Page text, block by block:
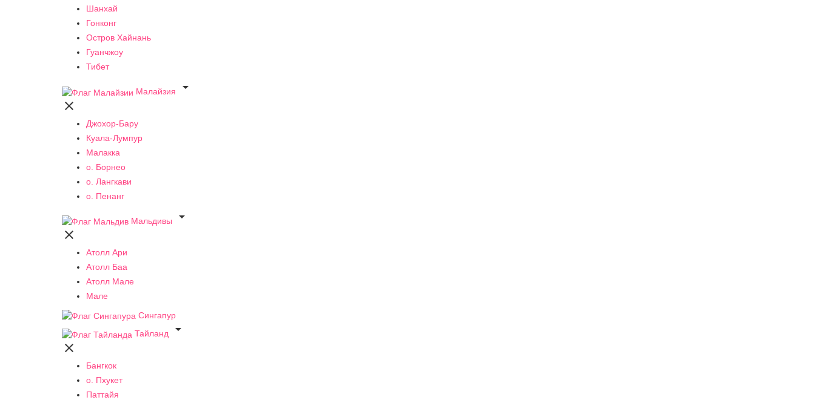
Шанхай
Гонконг
Остров Хайнань
Гуанчжоу
Тибет
Малайзия


Джохор-Бару
Куала-Лумпур
Малакка
о. Борнео
о. Лангкави
о. Пенанг
Мальдивы


Атолл Ари
Атолл Баа
Атолл Мале
Мале
Сингапур
Тайланд


Бангкок
о. Пхукет
Паттайя